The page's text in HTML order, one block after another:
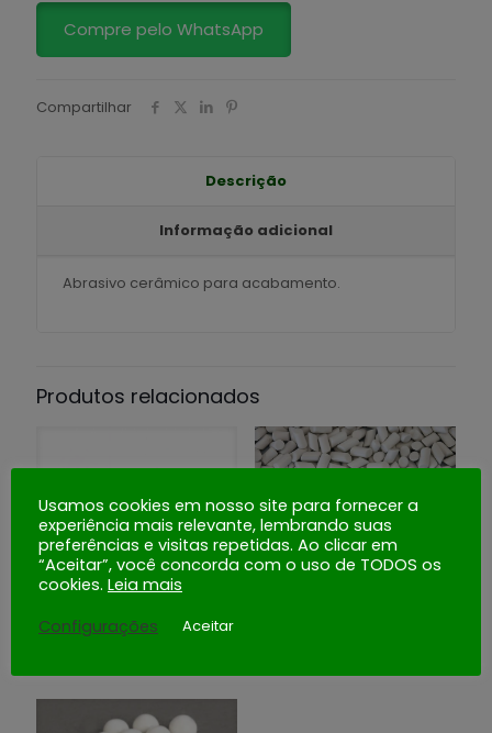
Compre pelo WhatsApp
Compartilhar
Descrição
Informação adicional
Abrasivo cerâmico para acabamento.
Produtos relacionados
KM 10
Comprar
RP 03/10 ZS
Comprar
Usamos cookies em nosso site para fornecer a
experiência mais relevante, lembrando suas
preferências e visitas repetidas. Ao clicar em
“Aceitar”, você concorda com o uso de TODOS os
cookies. Leia mais
Configurações
Aceitar